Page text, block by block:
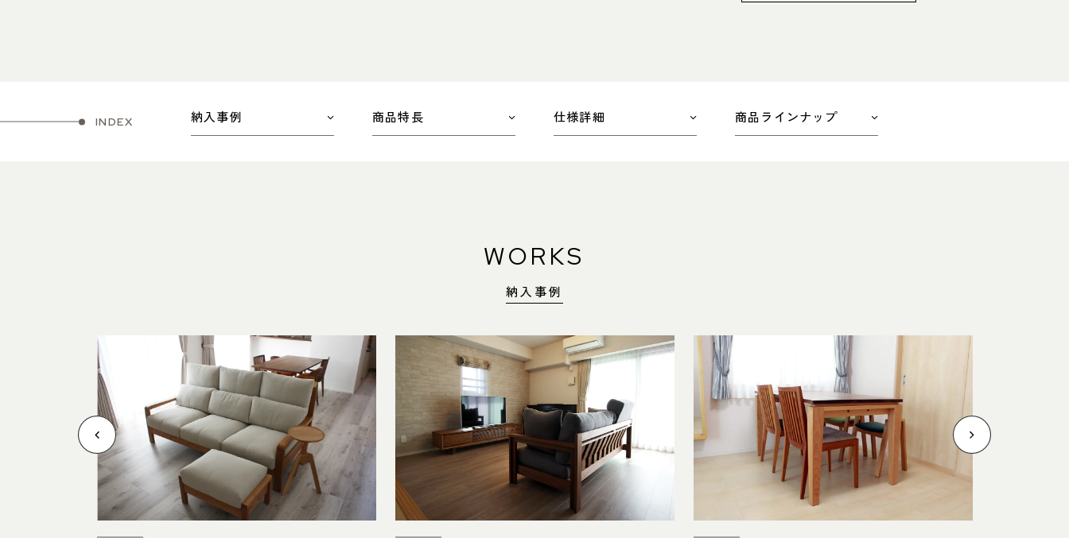
INDEX 納入事例 商品特長 仕様詳細 商品ラインナップ
WORKS
納入事例